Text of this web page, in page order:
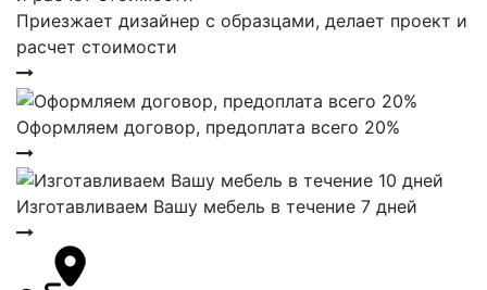
Приезжает дизайнер с образцами, делает проект и
расчет стоимости
Оформляем договор, предоплата всего 20%
Изготавливаем Вашу мебель в течение 7 дней